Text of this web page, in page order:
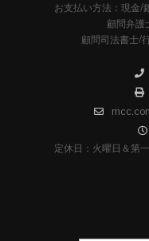
お支払い方法：現金/
顧問弁護
顧問司法書士/
定休日：火曜日＆第